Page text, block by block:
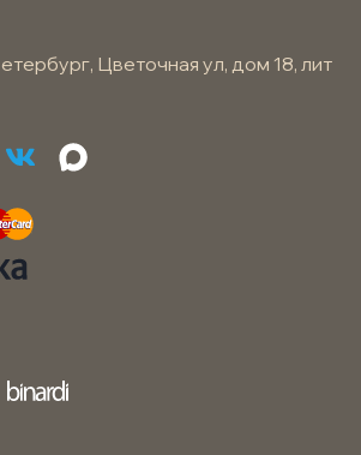
Цветочная ул, дом 18, лит